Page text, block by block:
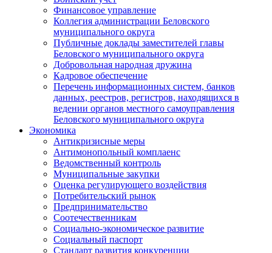
Финансовое управление
Коллегия администрации Беловского
муниципального округа
Публичные доклады заместителей главы
Беловского муниципального округа
Добровольная народная дружина
Кадровое обеспечение
Перечень информационных систем, банков
данных, реестров, регистров, находящихся в
ведении органов местного самоуправления
Беловского муниципального округа
Экономика
Антикризисные меры
Антимонопольный комплаенс
Ведомственный контроль
Муниципальные закупки
Оценка регулирующего воздействия
Потребительский рынок
Предпринимательство
Соотечественникам
Социально-экономическое развитие
Социальный паспорт
Стандарт развития конкуренции